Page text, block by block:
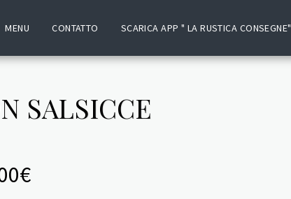
MENU CONTATTO SCARICA APP " LA RUSTICA CONSEGNE"
SALSICCE
€